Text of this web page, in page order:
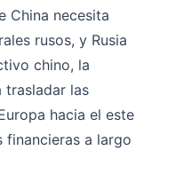
China necesita
rusos, y Rusia
chino, la
trasladar las
hacia el este
financieras a largo